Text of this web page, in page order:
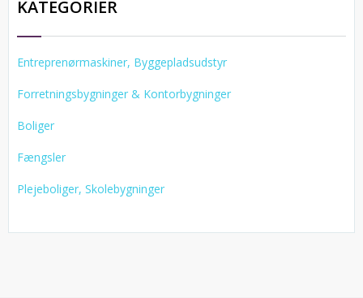
KATEGORIER
Entreprenørmaskiner, Byggepladsudstyr
Forretningsbygninger & Kontorbygninger
Boliger
Fængsler
Plejeboliger, Skolebygninger